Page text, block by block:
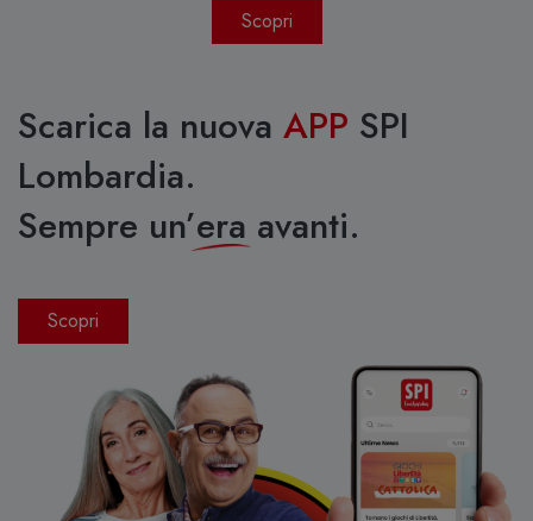
Scopri
Scarica la nuova APP SPI
Lombardia.
Sempre un’era avanti.
Scopri